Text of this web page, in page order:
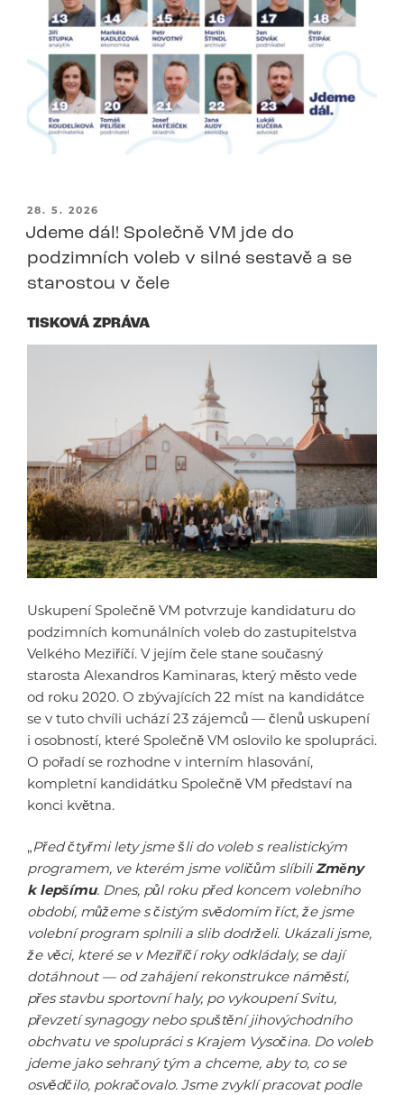
PUBLIKOVÁNO
28. 5. 2026
Jdeme dál! Společně VM jde do
podzimních voleb v silné sestavě a se
starostou v čele
TISKOVÁ ZPRÁVA
Uskupení Společně VM potvrzuje kandidaturu do
podzimních komunálních voleb do zastupitelstva
Velkého Meziříčí. V jejím čele stane současný
starosta Alexandros Kaminaras, který město vede
od roku 2020. O zbývajících 22 míst na kandidátce
se v tuto chvíli uchází 23 zájemců — členů uskupení
i osobností, které Společně VM oslovilo ke spolupráci.
O pořadí se rozhodne v interním hlasování,
kompletní kandidátku Společně VM představí na
konci května.
„Před čtyřmi lety jsme šli do voleb s realistickým
programem, ve kterém jsme voličům slíbiliZměny
k lepšímu. Dnes, půl roku před koncem volebního
období, můžeme s čistým svědomím říct, že jsme
volební program splnili a slib dodrželi. Ukázali jsme,
že věci, které se v Meziříčí roky odkládaly, se dají
dotáhnout — od zahájení rekonstrukce náměstí,
přes stavbu sportovní haly, po vykoupení Svitu,
převzetí synagogy nebo spuštění jihovýchodního
obchvatu ve spolupráci s Krajem Vysočina. Do voleb
jdeme jako sehraný tým a chceme, aby to, co se
osvědčilo, pokračovalo. Jsme zvyklí pracovat podle